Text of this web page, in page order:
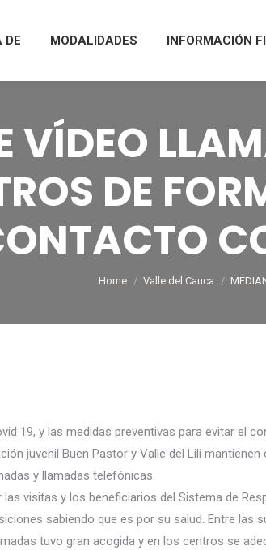
DE MODALIDADES INFORMACIÓN
VÍDEO
DE
You are here:
Home Valle del Cauca
19, y las medidas preventivas para evitar el
juvenil Buen Pastor y Valle del Lili
y llamadas telefónicas.
las visitas y los beneficiarios del Sistema de
sabiendo que es por su salud. Entre las
tuvo gran acogida y en los centros se